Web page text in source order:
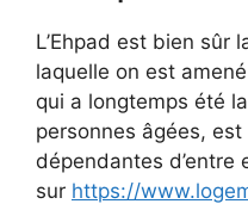
L’Ehpad est bien sûr
laquelle on est
qui a longtemps été
personnes âgées,
dépendantes d’entre
sur https://